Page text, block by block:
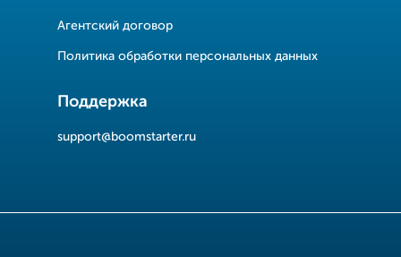
Агентский договор
Политика обработки персональных данных
Поддержка
support@boomstarter.ru